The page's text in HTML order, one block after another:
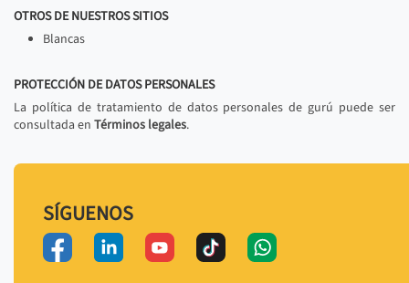
OTROS DE NUESTROS SITIOS
Blancas
PROTECCIÓN DE DATOS PERSONALES
La política de tratamiento de datos personales de gurú puede ser
consultada en Términos legales.
SÍGUENOS